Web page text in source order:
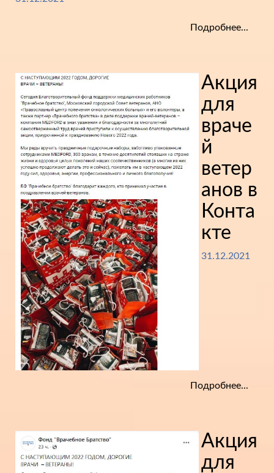
Подробнее...
Акция
для
враче
й
ветер
анов в
Конта
кте
31.12.2021
Подробнее...
Акция
для